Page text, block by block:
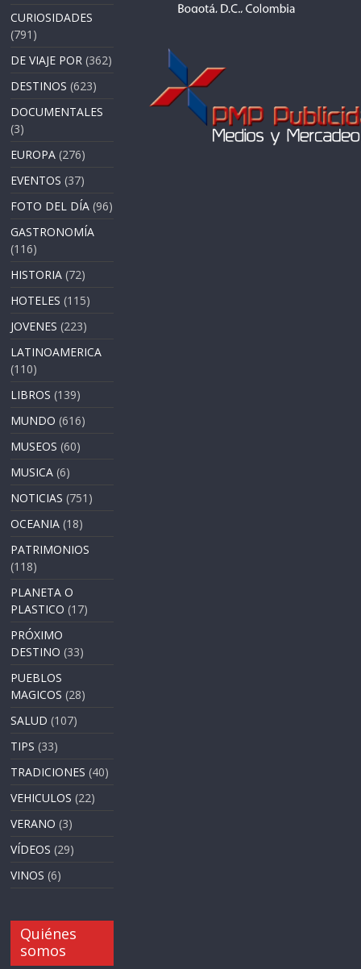
CURIOSIDADES
(791)
DE VIAJE POR (362)
DESTINOS (623)
DOCUMENTALES
(3)
EUROPA (276)
EVENTOS (37)
FOTO DEL DÍA (96)
GASTRONOMÍA
(116)
HISTORIA (72)
HOTELES (115)
JOVENES (223)
LATINOAMERICA
(110)
LIBROS (139)
MUNDO (616)
MUSEOS (60)
MUSICA (6)
NOTICIAS (751)
OCEANIA (18)
PATRIMONIOS
(118)
PLANETA O
PLASTICO (17)
PRÓXIMO
DESTINO (33)
PUEBLOS
MAGICOS (28)
SALUD (107)
TIPS (33)
TRADICIONES (40)
VEHICULOS (22)
VERANO (3)
VÍDEOS (29)
VINOS (6)
Quiénes
somos